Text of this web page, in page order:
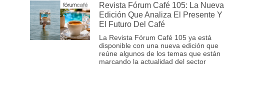
Revista Fórum Café 105: La Nueva
Edición Que Analiza El Presente Y
El Futuro Del Café
La Revista Fórum Café 105 ya está
disponible con una nueva edición que
reúne algunos de los temas que están
marcando la actualidad del sector